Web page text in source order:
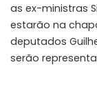
as ex-ministras
estarão na
deputados
serão